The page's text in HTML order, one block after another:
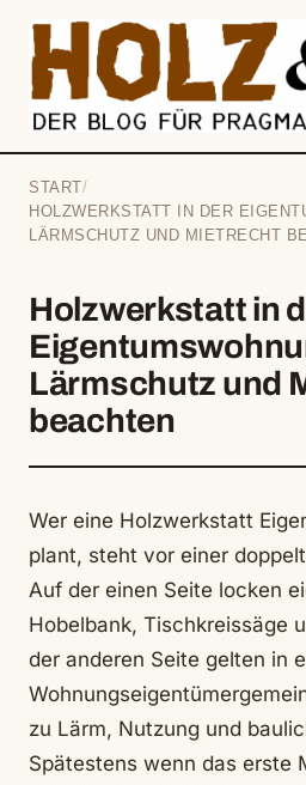
springen
START /
HOLZWERKSTATT IN DER
LÄRMSCHUTZ UND MIETRECHT
Holzwerkstatt in
Lärmschutz und
beachten
Wer eine Holzwerkstatt
plant, steht vor einer
Auf der einen Seite locken
Hobelbank, Tischkreissäge
der anderen Seite gelten in
zu Lärm, Nutzung und
Spätestens wenn das erste